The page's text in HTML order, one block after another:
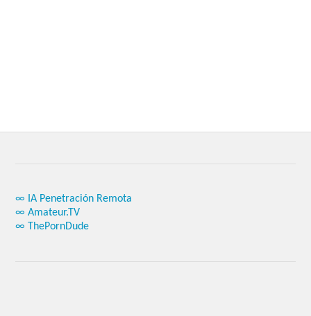
∞ IA Penetración Remota
∞ Amateur.TV
∞ ThePornDude